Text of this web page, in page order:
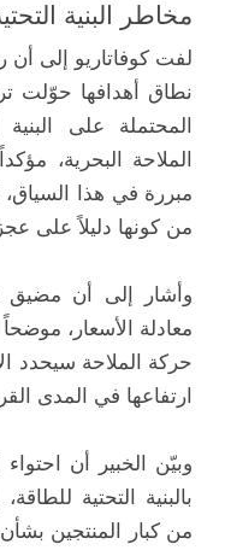
مخاطر البنية
لفت كوفاتاريو إلى أن
نطاق أهدافها حوّلت
المحتملة على
الملاحة البحرية،
مبررة في هذا السياق،
من كونها دليلاً على
وأشار إلى أن مضيق
معادلة الأسعار،
حركة الملاحة سيحدد
ارتفاعها في المدى
وبيّن الخبير أن
بالبنية التحتية
من كبار المنتجين بشأن